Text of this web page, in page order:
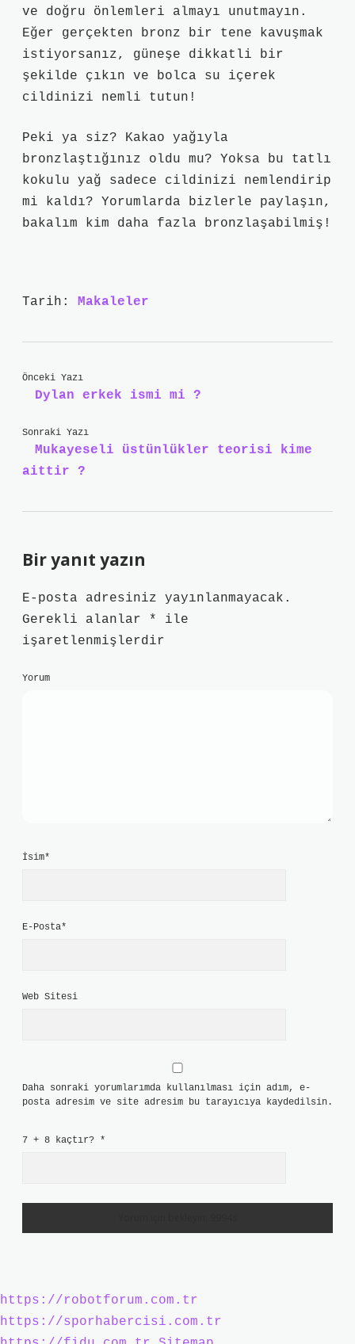
ve doğru önlemleri almayı unutmayın.
Eğer gerçekten bronz bir tene kavuşmak
istiyorsanız, güneşe dikkatli bir
şekilde çıkın ve bolca su içerek
cildinizi nemli tutun!
Peki ya siz? Kakao yağıyla
bronzlaştığınız oldu mu? Yoksa bu tatlı
kokulu yağ sadece cildinizi nemlendirip
mi kaldı? Yorumlarda bizlerle paylaşın,
bakalım kim daha fazla bronzlaşabilmiş!
Tarih: Makaleler
Önceki Yazı
Dylan erkek ismi mi ?
Sonraki Yazı
Mukayeseli üstünlükler teorisi kime
aittir ?
Bir yanıt yazın
E-posta adresiniz yayınlanmayacak.
Gerekli alanlar
*
ile
işaretlenmişlerdir
Yorum
İsim*
E-Posta*
Web Sitesi
Daha sonraki yorumlarımda kullanılması için adım, e-
posta adresim ve site adresim bu tarayıcıya kaydedilsin.
7 + 8 kaçtır? *
https://robotforum.com.tr
https://sporhabercisi.com.tr